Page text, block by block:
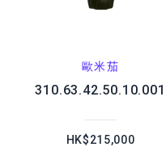
歐米茄
310.63.42.50.10.001
HK$215,000